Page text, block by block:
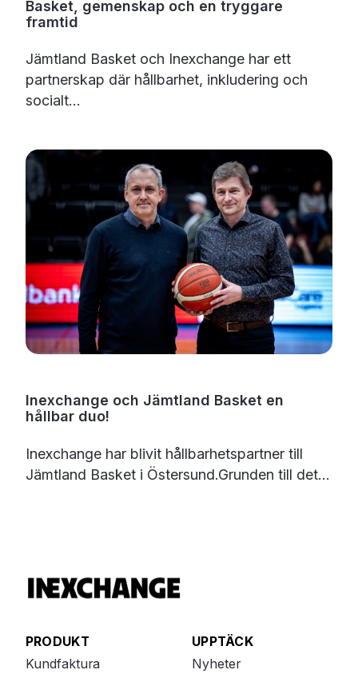
Basket, gemenskap och en tryggare
framtid
Jämtland Basket och Inexchange har ett
partnerskap där hållbarhet, inkludering och
socialt...
Inexchange och Jämtland Basket en
hållbar duo!
Inexchange har blivit hållbarhetspartner till
Jämtland Basket i Östersund.Grunden till det...
PRODUKT
Kundfaktura
UPPTÄCK
Nyheter